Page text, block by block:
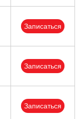
Записаться
Записаться
Записаться